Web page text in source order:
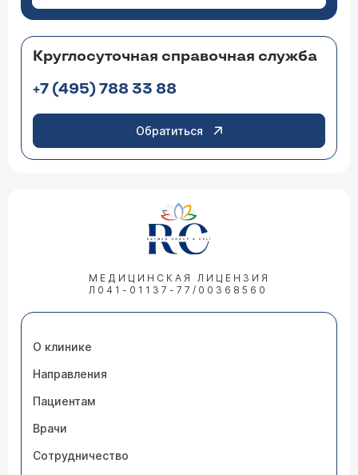
Круглосуточная справочная служба
+7 (495) 788 33 88
Обратиться
МЕДИЦИНСКАЯ ЛИЦЕНЗИЯ
Л041-01137-77/00368560
О клинике
Направления
Пациентам
Врачи
Сотрудничество